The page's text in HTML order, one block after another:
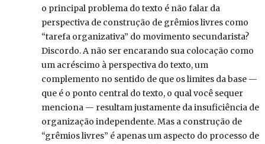
o principal problema do texto é não falar da
perspectiva de construção de grêmios livres como
“tarefa organizativa” do movimento secundarista?
Discordo. A não ser encarando sua colocação como
um acréscimo à perspectiva do texto, um
complemento no sentido de que os limites da base —
que é o ponto central do texto, o qual você sequer
menciona — resultam justamente da insuficiência de
organização independente. Mas a construção de
“grêmios livres” é apenas um aspecto do processo de